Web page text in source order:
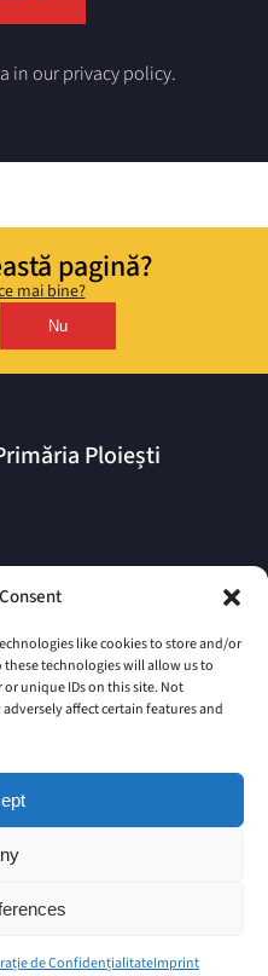
like cookies to store and/or
technologies will allow us to
unique IDs on this site. Not
affect certain features and
de ConfidențialitateImprint
in our privacy policy.
pagină?
mai bine?
Nu
Ploiești
urile